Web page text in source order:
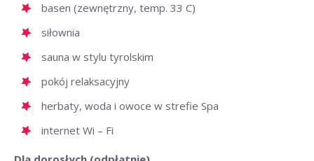
basen (zewnętrzny, temp. 33 C)
siłownia
sauna w stylu tyrolskim
pokój relaksacyjny
herbaty, woda i owoce w strefie Spa
internet Wi – Fi